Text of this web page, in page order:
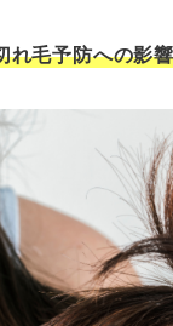
れ毛予防への影